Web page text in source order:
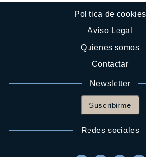
Politica de cookies
Aviso Legal
Quienes somos
Contactar
Newsletter
Suscribirme
Redes sociales